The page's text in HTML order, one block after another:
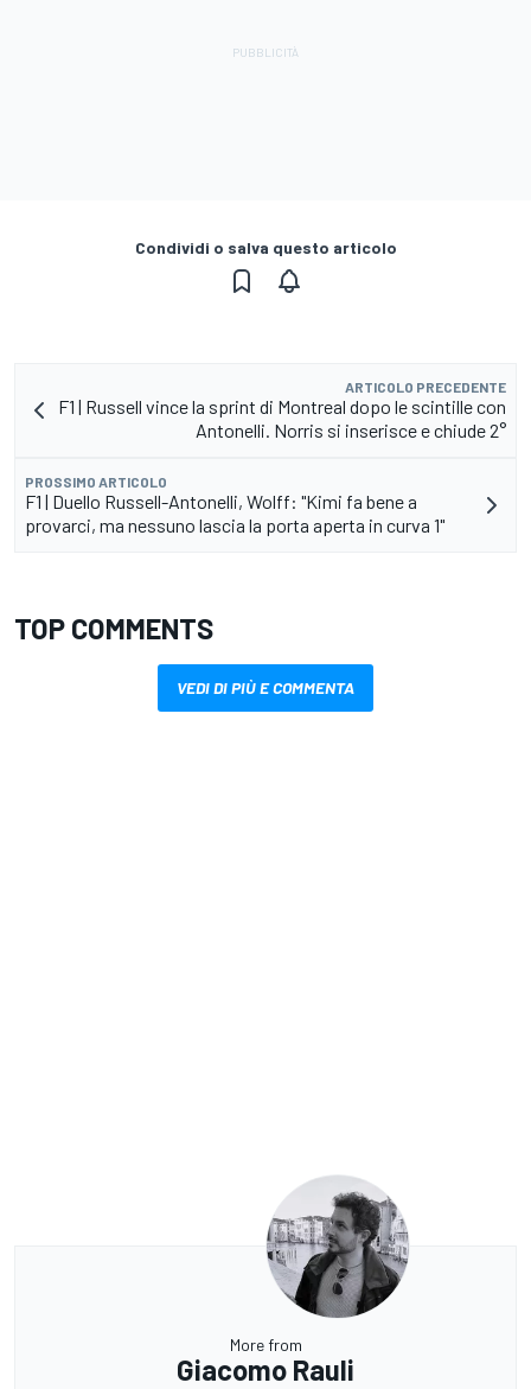
Condividi o salva questo articolo
ARTICOLO PRECEDENTE
F1 | Russell vince la sprint di Montreal dopo le scintille con
Antonelli. Norris si inserisce e chiude 2°
PROSSIMO ARTICOLO
F1 | Duello Russell-Antonelli, Wolff: "Kimi fa bene a
provarci, ma nessuno lascia la porta aperta in curva 1"
TOP COMMENTS
VEDI DI PIÙ E COMMENTA
More from
Giacomo Rauli